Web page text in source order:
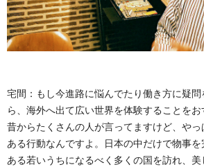
宅間：もし今進路に悩んでたり働き方に疑
ら、海外へ出て広い世界を体験することをお
昔からたくさんの人が言ってますけど、や
ある行動なんですよ。日本の中だけで物事
ある若いうちになるべく多くの国を訪れ、美